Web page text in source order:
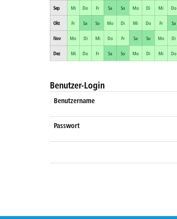
Sep Mi Do Fr Sa So Mo Di Mi Do
Okt Fr Sa So Mo Di Mi Do Fr Sa
Nov Mo Di Mi Do Fr Sa So Mo Di
Dez Mi Do Fr Sa So Mo Di Mi Do
Benutzer-Login
Benutzername
Passwort